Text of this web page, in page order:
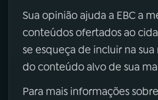
Sua opinião ajuda a EBC a
conteúdos ofertados ao
se esqueça de incluir na
do conteúdo alvo de sua
Para mais informações